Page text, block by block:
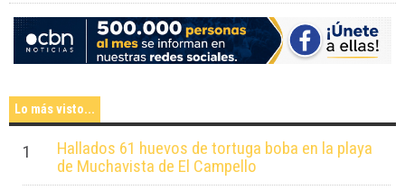
Lo más visto...
1
Hallados 61 huevos de tortuga boba en la playa
de Muchavista de El Campello